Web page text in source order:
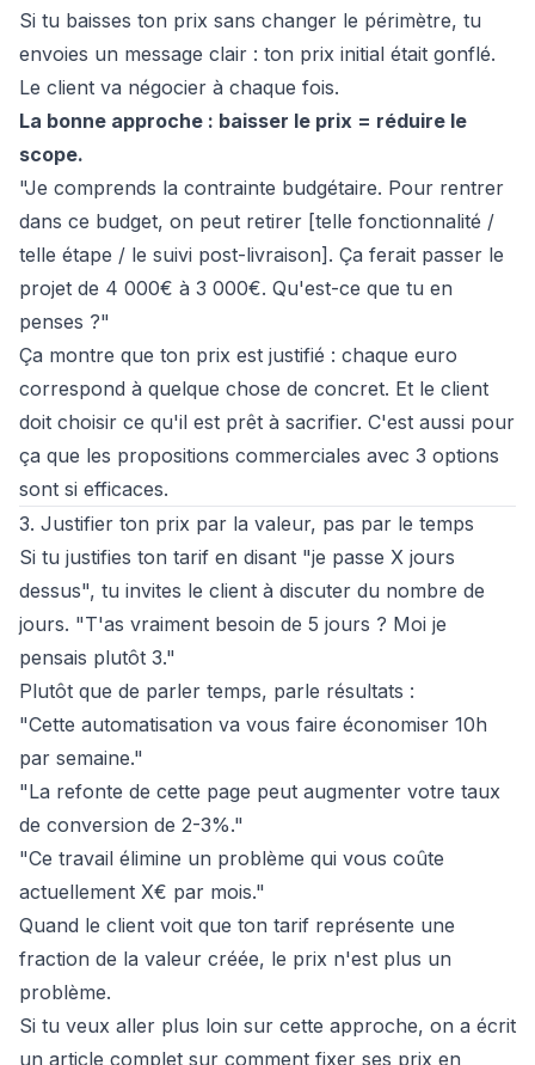
Si tu baisses ton prix sans changer le périmètre, tu
envoies un message clair : ton prix initial était gonflé.
Le client va négocier à chaque fois.
La bonne approche : baisser le prix = réduire le
scope.
"Je comprends la contrainte budgétaire. Pour rentrer
dans ce budget, on peut retirer [telle fonctionnalité /
telle étape / le suivi post-livraison]. Ça ferait passer le
projet de 4 000€ à 3 000€. Qu'est-ce que tu en
penses ?"
Ça montre que ton prix est justifié : chaque euro
correspond à quelque chose de concret. Et le client
doit choisir ce qu'il est prêt à sacrifier. C'est aussi pour
ça que les propositions commerciales avec 3 options
sont si efficaces.
3. Justifier ton prix par la valeur, pas par le temps
Si tu justifies ton tarif en disant "je passe X jours
dessus", tu invites le client à discuter du nombre de
jours. "T'as vraiment besoin de 5 jours ? Moi je
pensais plutôt 3."
Plutôt que de parler temps, parle résultats :
"Cette automatisation va vous faire économiser 10h
par semaine."
"La refonte de cette page peut augmenter votre taux
de conversion de 2-3%."
"Ce travail élimine un problème qui vous coûte
actuellement X€ par mois."
Quand le client voit que ton tarif représente une
fraction de la valeur créée, le prix n'est plus un
problème.
Si tu veux aller plus loin sur cette approche, on a écrit
un article complet sur comment fixer ses prix en